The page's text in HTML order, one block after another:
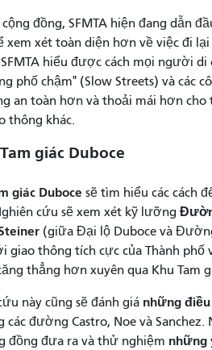
đồng, SFMTA hiện đang dẫn
xem xét toàn diện hơn về việc đi
hiểu được cách mọi người
phố chậm" (Slow Streets) và các
an toàn hơn và thoải mái hơn
thông khác.
giác Duboce
giác Duboce sẽ tìm hiểu các cách
cứu sẽ xem xét kỹ lưỡng
(giữa Đại lộ Duboce và
giao thông tích cực của Thành phố
thẳng hơn xuyên qua Khu Tam
này cũng sẽ đánh giá những
các đường Castro, Noe và
đồng đưa ra và thử nghiệm những